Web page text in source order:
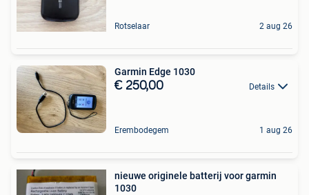
Rotselaar 2 aug 26
Garmin Edge 1030
€ 250,00 Details
Erembodegem 1 aug 26
nieuwe originele batterij voor garmin
1030